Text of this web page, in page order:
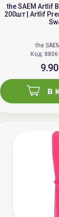
the SAEM Artlif
200шт | Artlif
the
Код:
в